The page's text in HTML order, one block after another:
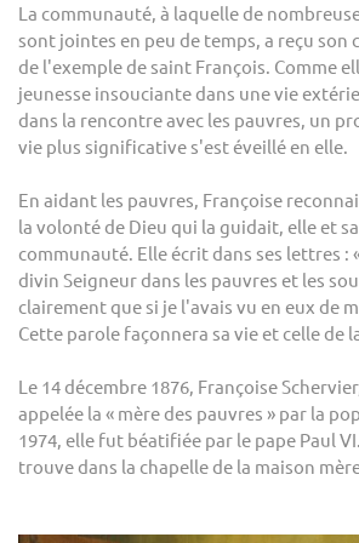
La communauté, à laquelle de
sont jointes en peu de temps, a reçu
de l'exemple de saint François. Comme
jeunesse insouciante dans une vie
dans la rencontre avec les pauvres, un
vie plus significative s'est éveillé en elle.
En aidant les pauvres, Françoise
la volonté de Dieu qui la guidait, elle et
communauté. Elle écrit dans ses lettres :
divin Seigneur dans les pauvres et les
clairement que si je l'avais vu en eux de
Cette parole façonnera sa vie et celle de
Le 14 décembre 1876, Françoise
appelée la « mère des pauvres » par la
1974, elle fut béatifiée par le pape Paul
trouve dans la chapelle de la maison